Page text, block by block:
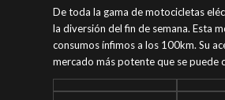
De toda la gama de motocicletas
la diversión del fin de semana. Esta
consumos ínfimos a los 100km. Su
mercado más potente que se puede